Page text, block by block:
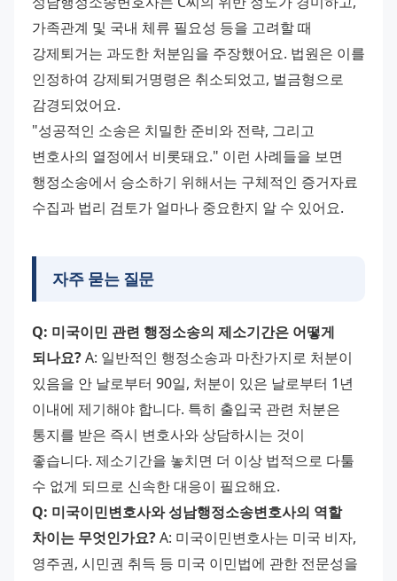
가족관계 및 국내 체류 필요성 등을 고려할 때
강제퇴거는 과도한 처분임을 주장했어요. 법원은 이를
인정하여 강제퇴거명령은 취소되었고, 벌금형으로
감경되었어요.
"성공적인 소송은 치밀한 준비와 전략, 그리고
변호사의 열정에서 비롯돼요." 이런 사례들을 보면
행정소송에서 승소하기 위해서는 구체적인 증거자료
수집과 법리 검토가 얼마나 중요한지 알 수 있어요.
자주 묻는 질문
Q: 미국이민 관련 행정소송의 제소기간은 어떻게
되나요? A: 일반적인 행정소송과 마찬가지로 처분이
있음을 안 날로부터 90일, 처분이 있은 날로부터 1년
이내에 제기해야 합니다. 특히 출입국 관련 처분은
통지를 받은 즉시 변호사와 상담하시는 것이
좋습니다. 제소기간을 놓치면 더 이상 법적으로 다툴
수 없게 되므로 신속한 대응이 필요해요.
Q: 미국이민변호사와 성남행정소송변호사의 역할
차이는 무엇인가요? A: 미국이민변호사는 미국 비자,
영주권, 시민권 취득 등 미국 이민법에 관한 전문성을